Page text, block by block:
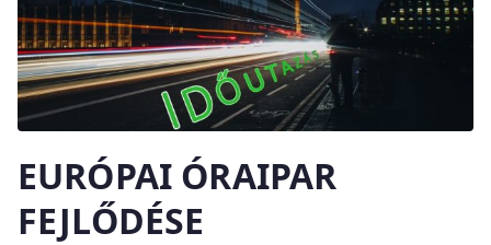
EURÓPAI ÓRAIPAR
FEJLŐDÉSE